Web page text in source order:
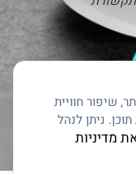
שיפור חוויית
ניתן לנהל
מדיניות